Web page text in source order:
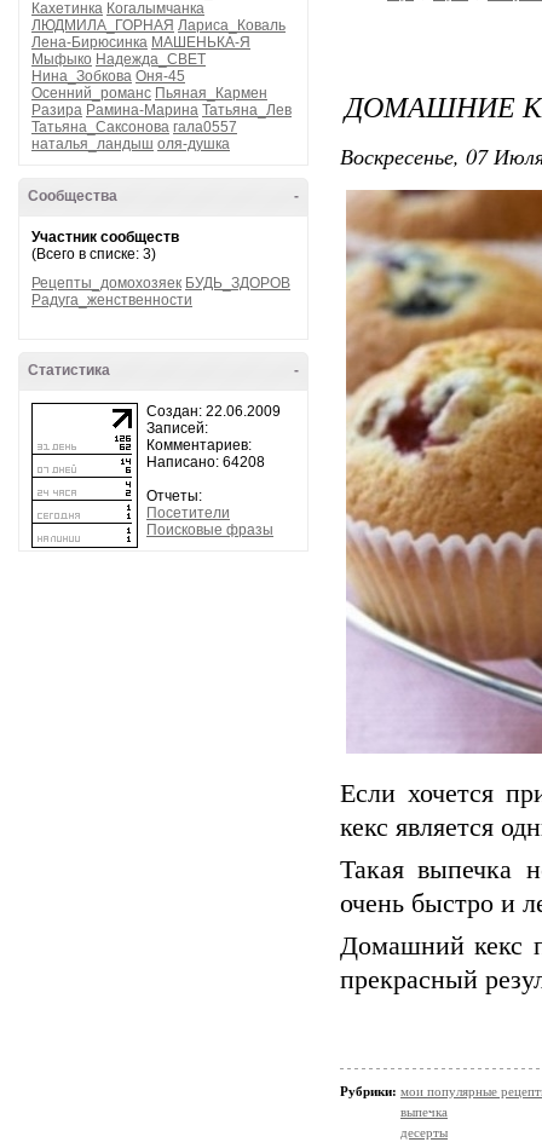
Кахетинка Когалымчанка
ЛЮДМИЛА_ГОРНАЯ Лариса_Коваль
Лена-Бирюсинка МАШЕНЬКА-Я
Мыфыко Надежда_СВЕТ
Нина_Зобкова Оня-45
Осенний_романс Пьяная_Кармен
Разира Рамина-Марина Татьяна_Лев
Татьяна_Саксонова гала0557
наталья_ландыш оля-душка
-
Сообщества
Участник сообществ
(Всего в списке: 3)
Рецепты_домохозяек БУДЬ_ЗДОРОВ
Радуга_женственности
-
Статистика
Создан: 22.06.2009
Записей:
Комментариев:
Написано: 64208
Отчеты:
Посетители
Поисковые фразы
ДОМАШНИЕ
Воскресенье, 07
Если хочется
кекс является
Такая выпечка
очень быстро и
Домашний кекс
прекрасный
Рубрики: мои популярные
выпечка
десерты